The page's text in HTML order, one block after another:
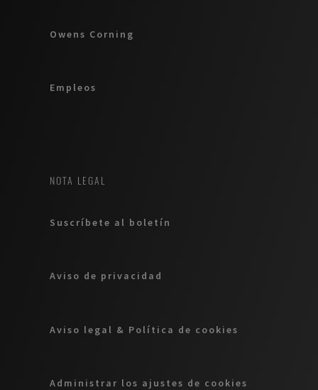
Owens Corning
Empleos
NOTA LEGAL
Suscríbete al boletín
Aviso de privacidad
Aviso legal & Política de cookies
Administrar los ajustes de cookies